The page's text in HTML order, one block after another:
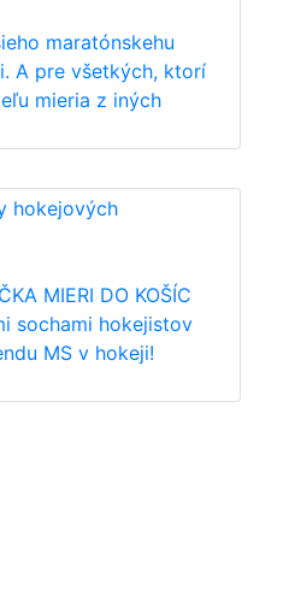
maratónskehu
A pre všetkých, ktorí
mieria z iných
hokejových
MIERI DO KOŠÍC
sochami hokejistov
MS v hokeji!